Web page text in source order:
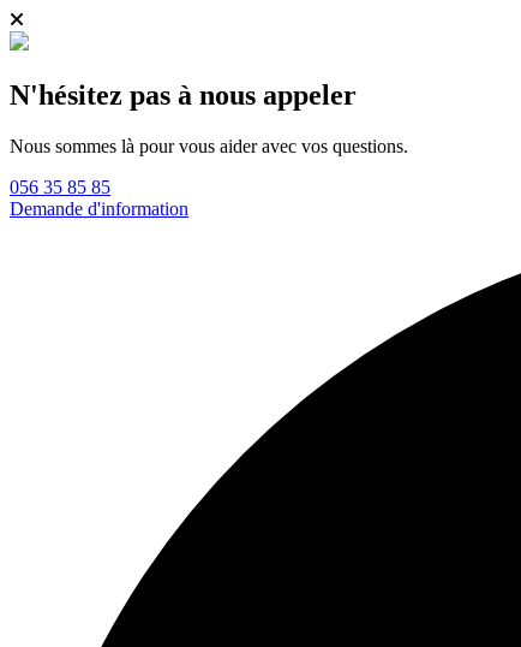
N'hésitez pas à nous appeler
Nous sommes là pour vous aider avec vos questions.
056 35 85 85
Demande d'information